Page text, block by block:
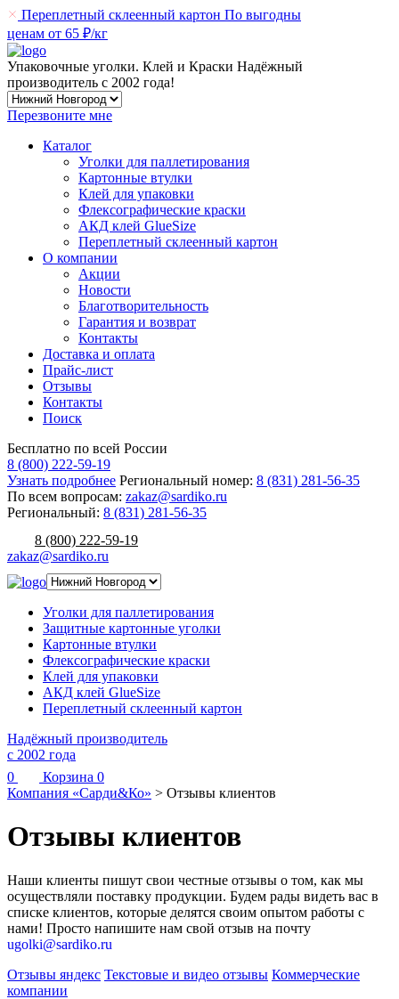
Переплетный склеенный картон По выгодны
ценам от 65 ₽/кг
Упаковочные уголки. Клей и Краски Надёжный
производитель с 2002 года!
Перезвоните мне
Каталог
Уголки для паллетирования
Картонные втулки
Клей для упаковки
Флексографические краски
АКД клей GlueSize
Переплетный склеенный картон
О компании
Акции
Новости
Благотворительность
Гарантия и возврат
Контакты
Доставка и оплата
Прайс-лист
Отзывы
Контакты
Поиск
Бесплатно по всей России
8 (800) 222-59-19
Узнать подробнее Региональный номер: 8 (831) 281-56-35
По всем вопросам: zakaz@sardiko.ru
Региональный: 8 (831) 281-56-35
8 (800) 222-59-19
zakaz@sardiko.ru
Уголки для паллетирования
Защитные картонные уголки
Картонные втулки
Флексографические краски
Клей для упаковки
АКД клей GlueSize
Переплетный склеенный картон
Надёжный производитель
с 2002 года
0
Корзина 0
Компания «Сарди&Ко» > Отзывы клиентов
Отзывы клиентов
Наши клиенты пишут свои честные отзывы о том, как мы
осуществляли поставку продукции. Будем рады видеть вас в
списке клиентов, которые делятся своим опытом работы с
нами! Просто напишите нам свой отзыв на почту
ugolki@sardiko.ru
Отзывы яндекс Текстовые и видео отзывы Коммерческие
компании